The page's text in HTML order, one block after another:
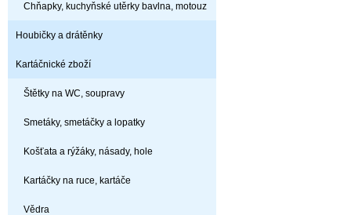
Chňapky, kuchyňské utěrky bavlna, motouz
Houbičky a drátěnky
Kartáčnické zboží
Štětky na WC, soupravy
Smetáky, smetáčky a lopatky
Košťata a rýžáky, násady, hole
Kartáčky na ruce, kartáče
Vědra